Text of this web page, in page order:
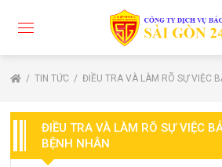
TIN TỨC ĐIỀU TRA VÀ LÀM RÕ SỰ VIỆC
ĐIỀU TRA VÀ LÀM RÕ SỰ VIỆC
BỆNH NHÂN